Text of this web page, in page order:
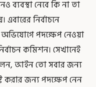
নেবে কি না তা
এবারের নির্বাচনে
পদক্ষেপ নেওয়া
কমিশন। সেখানেই
আইন তো সবার জন্য
করার জন্য পদক্ষেপ নেন